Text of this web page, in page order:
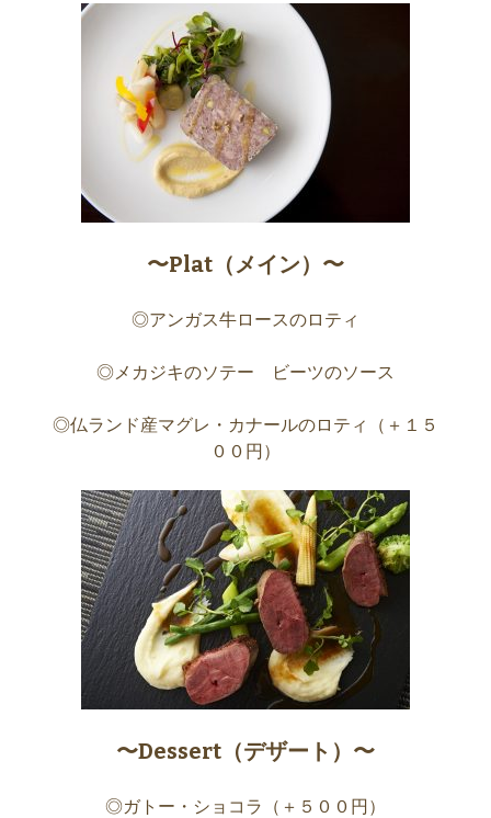
〜Plat（メイン）〜
◎アンガス牛ロースのロティ
◎メカジキのソテー ビーツのソース
◎仏ランド産マグレ・カナールのロティ（＋１５
００円）
〜Dessert（デザート）〜
◎ガトー・ショコラ（＋５００円）